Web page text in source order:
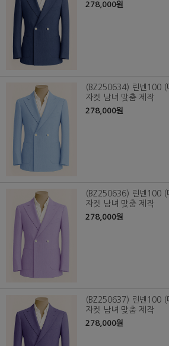
278,000원
(BZ250634) 린넨100
자켓 남녀 맞춤 제작
278,000원
(BZ250636) 린넨100
자켓 남녀 맞춤 제작
278,000원
(BZ250637) 린넨100
자켓 남녀 맞춤 제작
278,000원